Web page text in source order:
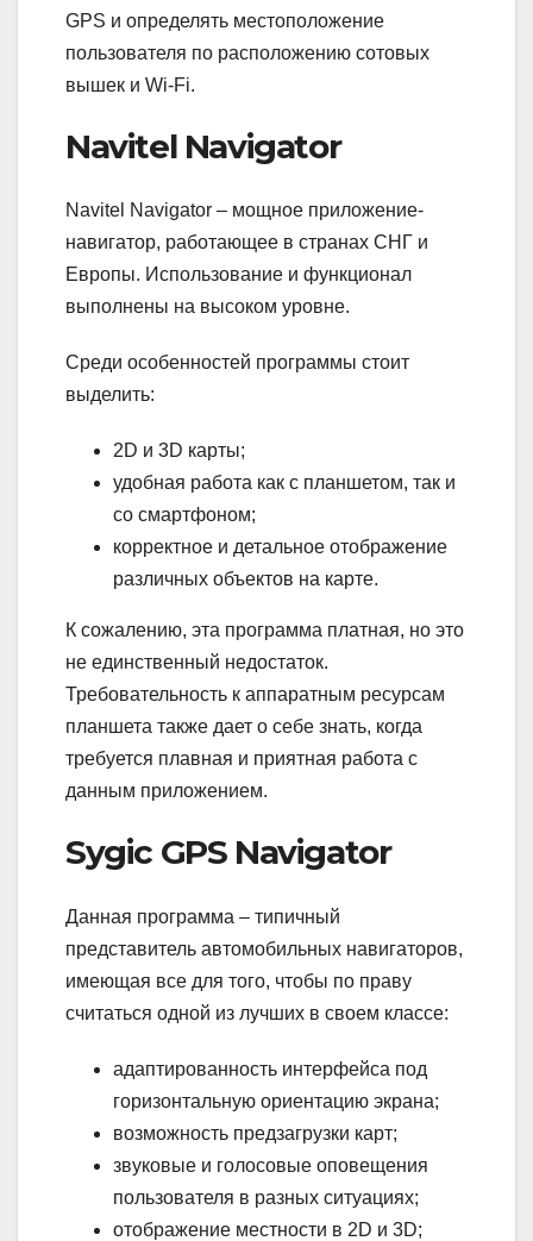
GPS и определять местоположение
пользователя по расположению сотовых
вышек и Wi-Fi.
Navitel Navigator
Navitel Navigator – мощное приложение-
навигатор, работающее в странах СНГ и
Европы. Использование и функционал
выполнены на высоком уровне.
Среди особенностей программы стоит
выделить:
2D и 3D карты;
удобная работа как с планшетом, так и
со смартфоном;
корректное и детальное отображение
различных объектов на карте.
К сожалению, эта программа платная, но это
не единственный недостаток.
Требовательность к аппаратным ресурсам
планшета также дает о себе знать, когда
требуется плавная и приятная работа с
данным приложением.
Sygic GPS Navigator
Данная программа – типичный
представитель автомобильных навигаторов,
имеющая все для того, чтобы по праву
считаться одной из лучших в своем классе:
адаптированность интерфейса под
горизонтальную ориентацию экрана;
возможность предзагрузки карт;
звуковые и голосовые оповещения
пользователя в разных ситуациях;
отображение местности в 2D и 3D;